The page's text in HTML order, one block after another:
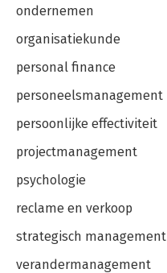
ondernemen
organisatiekunde
personal finance
personeelsmanagement
persoonlijke effectiviteit
projectmanagement
psychologie
reclame en verkoop
strategisch management
verandermanagement